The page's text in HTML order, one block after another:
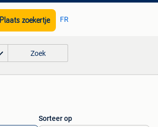
Plaats zoekertje FR
Zoek
Sorteer op